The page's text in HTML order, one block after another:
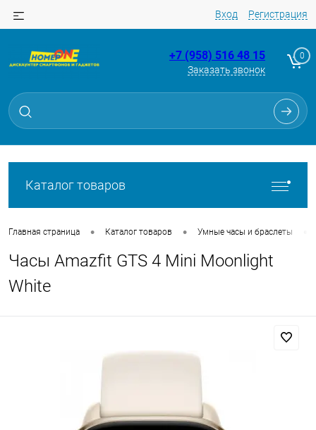
Вход Регистрация
+7 (958) 516 48 15
Заказать звонок
0
Каталог товаров
Главная страница • Каталог товаров • Умные часы и браслеты
Часы Amazfit GTS 4 Mini Moonlight
White
Для клиентов всех банков
Разбейте
без переплат
Сегодня
Оплачивайте сегодня только
% картой любого банка